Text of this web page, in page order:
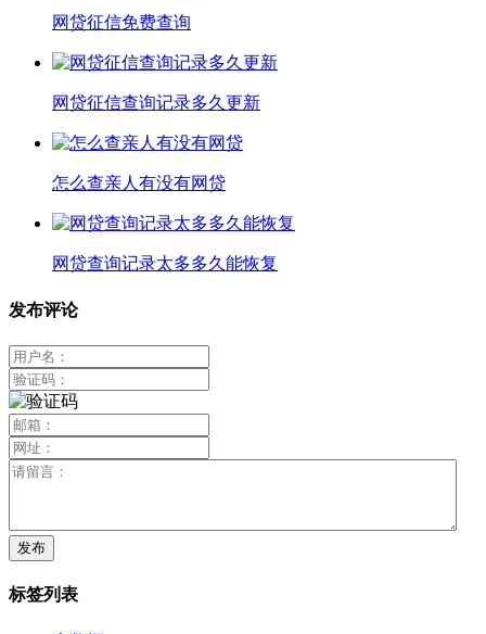
网贷征信免费查询
网贷征信查询记录多久更新
怎么查亲人有没有网贷
网贷查询记录太多多久能恢复
发布评论
标签列表